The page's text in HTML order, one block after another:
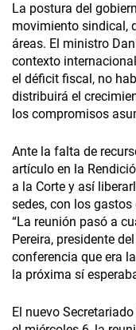
La postura del
movimiento sindical,
áreas. El ministro
contexto
el déficit fiscal, no
distribuirá el
los compromisos
Ante la falta de
artículo en la
a la Corte y así
sedes, con los
“La reunión pasó a
Pereira, presidente
conferencia que era
la próxima sí
El nuevo